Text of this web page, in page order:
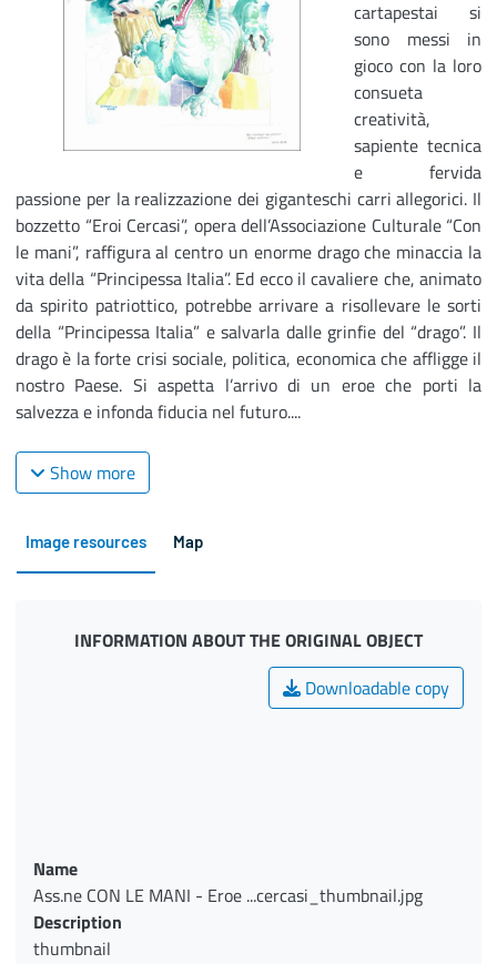
cartapestai si
sono messi in
gioco con la loro
consueta
creatività,
sapiente tecnica
e fervida
passione per la realizzazione dei giganteschi carri allegorici. Il
bozzetto “Eroi Cercasi”, opera dell’Associazione Culturale “Con
le mani”, raffigura al centro un enorme drago che minaccia la
vita della “Principessa Italia”. Ed ecco il cavaliere che, animato
da spirito patriottico, potrebbe arrivare a risollevare le sorti
della “Principessa Italia” e salvarla dalle grinfie del “drago”. Il
drago è la forte crisi sociale, politica, economica che affligge il
nostro Paese. Si aspetta l’arrivo di un eroe che porti la
salvezza e infonda fiducia nel futuro....
Show more
Image resources Map
INFORMATION ABOUT THE ORIGINAL OBJECT
Downloadable copy
Name
Ass.ne CON LE MANI - Eroe ...cercasi_thumbnail.jpg
Description
thumbnail